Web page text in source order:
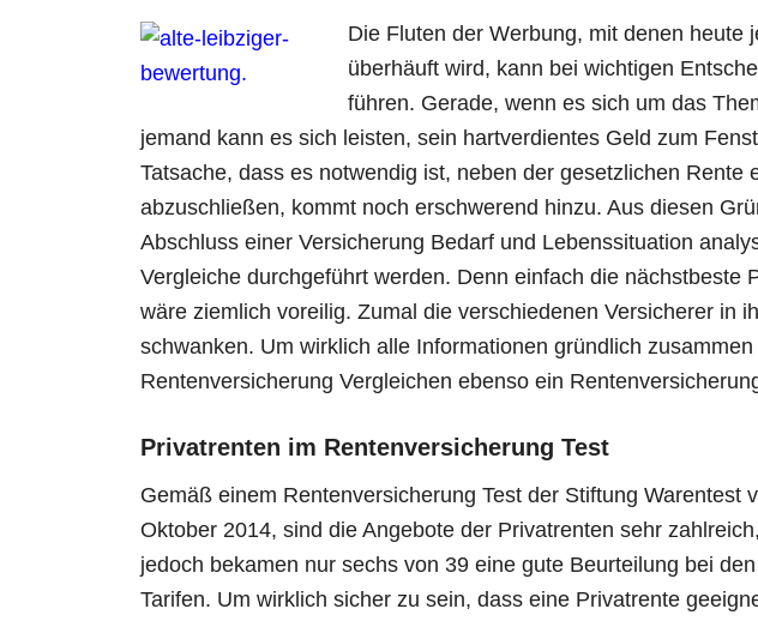
Die Fluten der Werbung, mit denen heute
überhäuft wird, kann bei wichtigen
führen. Gerade, wenn es sich um das
jemand kann es sich leisten, sein hartverdientes Geld zum
Tatsache, dass es notwendig ist, neben der gesetzlichen Rente
abzuschließen, kommt noch erschwerend hinzu. Aus diesen
Abschluss einer Versicherung Bedarf und Lebenssituation
Vergleiche durchgeführt werden. Denn einfach die nächstbeste
wäre ziemlich voreilig. Zumal die verschiedenen Versicherer in
schwanken. Um wirklich alle Informationen gründlich
Rentenversicherung Vergleichen ebenso ein
Privatrenten im Rentenversicherung Test
Gemäß einem Rentenversicherung Test der Stiftung Warentest
Oktober 2014, sind die Angebote der Privatrenten sehr zahlreich,
jedoch bekamen nur sechs von 39 eine gute Beurteilung bei den
Tarifen. Um wirklich sicher zu sein, dass eine Privatrente